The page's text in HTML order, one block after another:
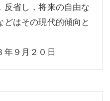
反省し，将来の自由な
はその現代的傾向と
年９月２０日